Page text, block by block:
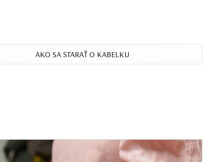
AKO SA STARAŤ O KABELKU